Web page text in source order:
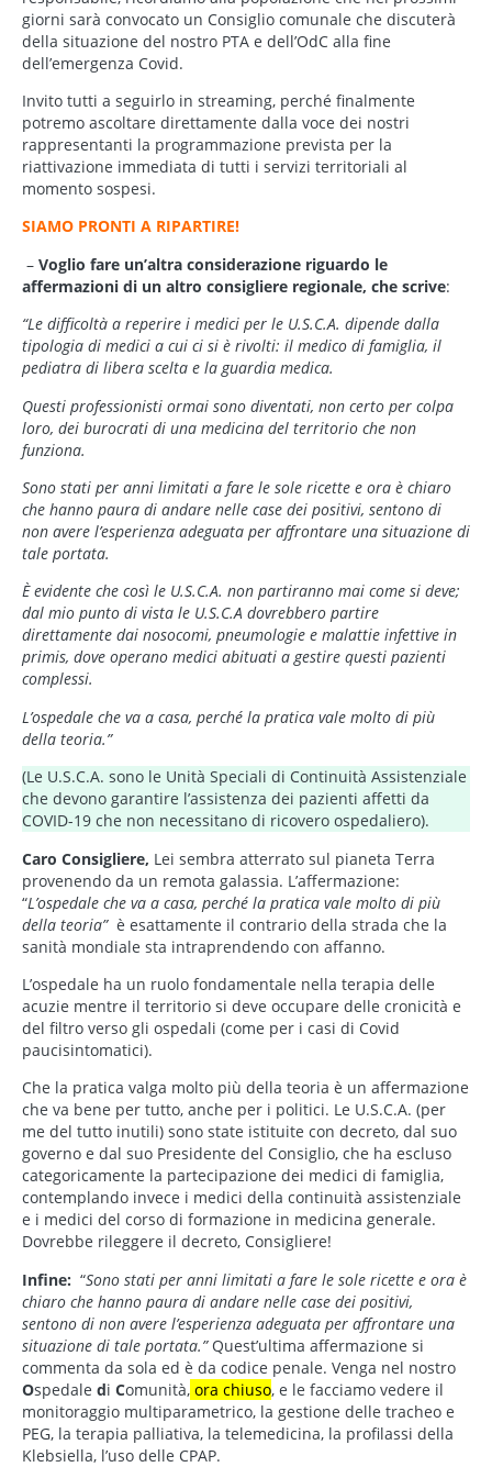
giorni sarà convocato un Consiglio comunale che discuterà
della situazione del nostro PTA e dell’OdC alla fine
dell’emergenza Covid.
Invito tutti a seguirlo in streaming, perché finalmente
potremo ascoltare direttamente dalla voce dei nostri
rappresentanti la programmazione prevista per la
riattivazione immediata di tutti i servizi territoriali al
momento sospesi.
SIAMO PRONTI A RIPARTIRE!
– Voglio fare un’altra considerazione riguardo le
affermazioni di un altro consigliere regionale, che scrive:
“Le difficoltà a reperire i medici per le U.S.C.A. dipende dalla
tipologia di medici a cui ci si è rivolti: il medico di famiglia, il
pediatra di libera scelta e la guardia medica.
Questi professionisti ormai sono diventati, non certo per colpa
loro, dei burocrati di una medicina del territorio che non
funziona.
Sono stati per anni limitati a fare le sole ricette e ora è chiaro
che hanno paura di andare nelle case dei positivi, sentono di
non avere l’esperienza adeguata per affrontare una situazione di
tale portata.
È evidente che così le U.S.C.A. non partiranno mai come si deve;
dal mio punto di vista le U.S.C.A dovrebbero partire
direttamente dai nosocomi, pneumologie e malattie infettive in
primis, dove operano medici abituati a gestire questi pazienti
complessi.
L’ospedale che va a casa, perché la pratica vale molto di più
della teoria.”
(Le U.S.C.A. sono le Unità Speciali di Continuità Assistenziale
che devono garantire l’assistenza dei pazienti affetti da
COVID-19 che non necessitano di ricovero ospedaliero).
Caro Consigliere, Lei sembra atterrato sul pianeta Terra
provenendo da un remota galassia. L’affermazione:
“L’ospedale che va a casa, perché la pratica vale molto di più
della teoria” è esattamente il contrario della strada che la
sanità mondiale sta intraprendendo con affanno.
L’ospedale ha un ruolo fondamentale nella terapia delle
acuzie mentre il territorio si deve occupare delle cronicità e
del filtro verso gli ospedali (come per i casi di Covid
paucisintomatici).
Che la pratica valga molto più della teoria è un affermazione
che va bene per tutto, anche per i politici. Le U.S.C.A. (per
me del tutto inutili) sono state istituite con decreto, dal suo
governo e dal suo Presidente del Consiglio, che ha escluso
categoricamente la partecipazione dei medici di famiglia,
contemplando invece i medici della continuità assistenziale
e i medici del corso di formazione in medicina generale.
Dovrebbe rileggere il decreto, Consigliere!
Infine: “Sono stati per anni limitati a fare le sole ricette e ora è
chiaro che hanno paura di andare nelle case dei positivi,
sentono di non avere l’esperienza adeguata per affrontare una
situazione di tale portata.” Quest’ultima affermazione si
commenta da sola ed è da codice penale. Venga nel nostro
Ospedale di Comunità, ora chiuso, e le facciamo vedere il
monitoraggio multiparametrico, la gestione delle tracheo e
PEG, la terapia palliativa, la telemedicina, la profilassi della
Klebsiella, l’uso delle CPAP.